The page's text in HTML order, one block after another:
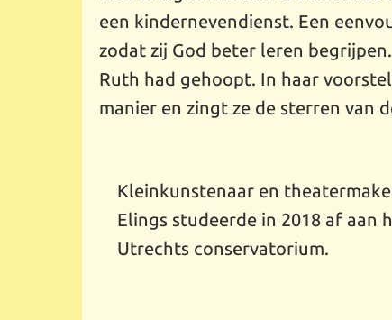
een kindernevendienst. Een
zodat zij God beter leren
Ruth had gehoopt. In haar
manier en zingt ze de sterren van
Kleinkunstenaar en
Elings studeerde in 2018 af aan
Utrechts conservatorium.